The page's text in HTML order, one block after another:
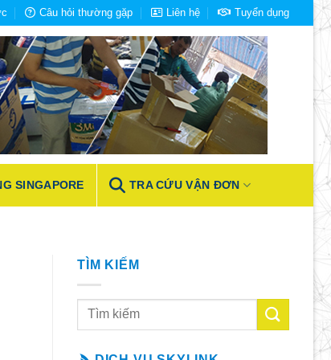
Câu hỏi thường gặp Liên hệ Tuyển dụng
SINGAPORE TRA CỨU VẬN ĐƠN
TÌM KIẾM